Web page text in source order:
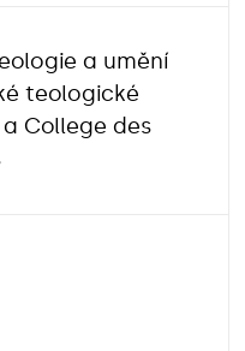
a umění
teologické
College des